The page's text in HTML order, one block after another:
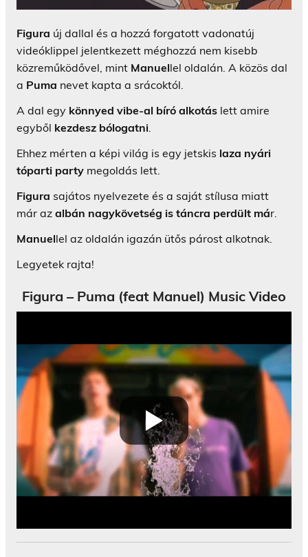
Figura új dallal és a hozzá forgatott vadonatúj
videóklippel jelentkezett méghozzá nem kisebb
közreműködővel, mint Manuellel oldalán. A közös dal
a Puma nevet kapta a srácoktól.
A dal egy könnyed vibe-al bíró alkotás lett amire
egyből kezdesz bólogatni.
Ehhez mérten a képi világ is egy jetskis laza nyári
tóparti party megoldás lett.
Figura sajátos nyelvezete és a saját stílusa miatt
már az albán nagykövetség is táncra perdült már.
Manuellel az oldalán igazán ütős párost alkotnak.
Legyetek rajta!
Figura – Puma (feat Manuel) Music Video